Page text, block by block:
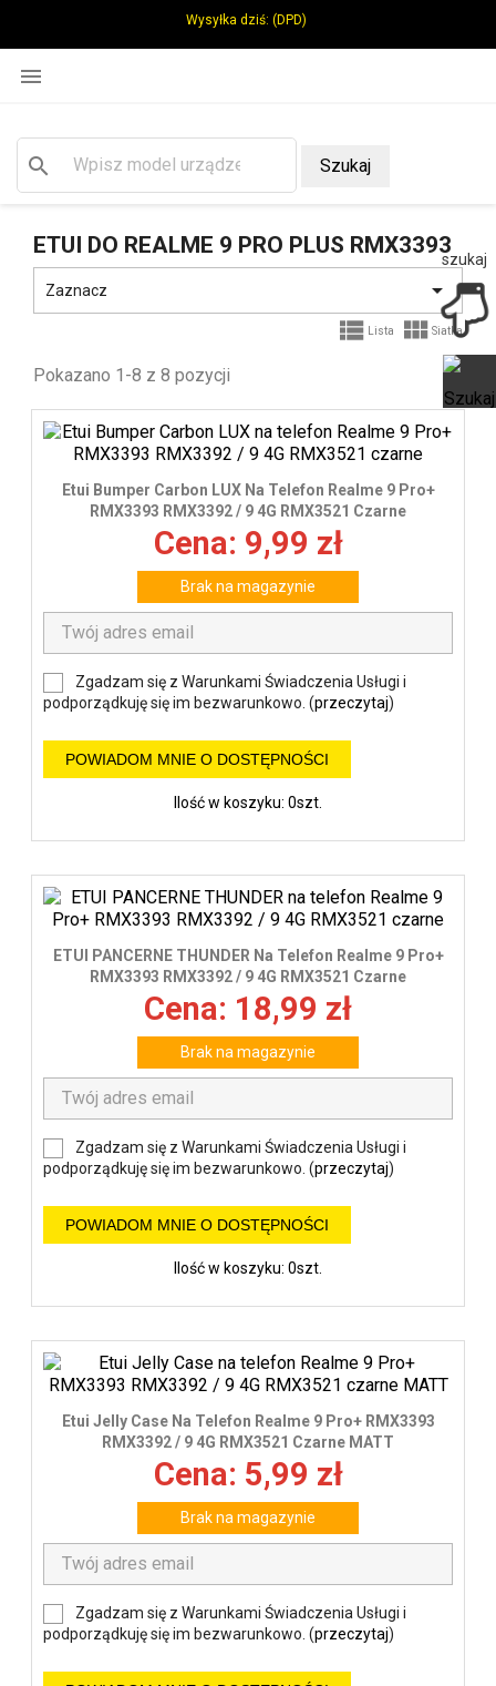
Wysyłka dziś: (DPD)

search Szukaj
ETUI DO REALME 9 PRO PLUS RMX3393
Zaznacz 
 Lista  Siatka
Pokazano 1-8 z 8 pozycji
Etui Bumper Carbon LUX Na Telefon Realme 9 Pro+
RMX3393 RMX3392 / 9 4G RMX3521 Czarne
Cena: 9,99 zł
Brak na magazynie
Zgadzam się z Warunkami Świadczenia Usługi i
podporządkuję się im bezwarunkowo. (przeczytaj)
POWIADOM MNIE O DOSTĘPNOŚCI
Ilość w koszyku: 0szt.
ETUI PANCERNE THUNDER Na Telefon Realme 9 Pro+
RMX3393 RMX3392 / 9 4G RMX3521 Czarne
Cena: 18,99 zł
Brak na magazynie
Zgadzam się z Warunkami Świadczenia Usługi i
podporządkuję się im bezwarunkowo. (przeczytaj)
POWIADOM MNIE O DOSTĘPNOŚCI
Ilość w koszyku: 0szt.
Etui Jelly Case Na Telefon Realme 9 Pro+ RMX3393
RMX3392 / 9 4G RMX3521 Czarne MATT
Cena: 5,99 zł
Brak na magazynie
Zgadzam się z Warunkami Świadczenia Usługi i
podporządkuję się im bezwarunkowo. (przeczytaj)
szukaj